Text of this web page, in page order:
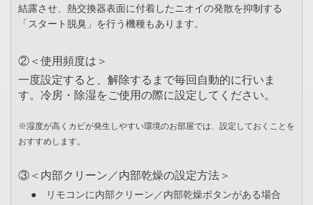
結露させ、熱交換器表面に付着したニオイの発散を抑制する
「スタート脱臭」を行う機種もあります。
②＜使用頻度は＞
一度設定すると、解除するまで毎回自動的に行いま
す。冷房・除湿をご使用の際に設定してください。
※湿度が高くカビが発生しやすい環境のお部屋では、設定しておくことを
おすすめします。
③＜内部クリーン／内部乾燥の設定方法＞
● リモコンに内部クリーン／内部乾燥ボタンがある場合